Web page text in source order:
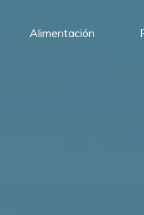
Alimentación